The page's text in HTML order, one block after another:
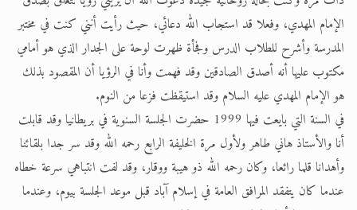
الإمام المهدي، وفعلا قد استجاب الله دعائي، حيث رأيت أنني كنت في مختبر
المدرسة وأشرح للطلاب الدرس وفجأة ظهرت لوحة على الجدار الذي هو أمامي
مكتوب عليها أنه أصدق الصادقين وقد فهمت وأنا في الرؤيا أن المقصود بذلك
هو الإمام المهدي عليه السلام وقد استيقظت فزعا من النوم.
في السنة التي بايعت فيها 1999 حضرت الجلسة السنوية في بريطانيا وقد قابلت
أنا والأستاذ هاني طاهر ولأول مرة الخليفة الرابع رحمه الله وقد سر جدا بلقائنا
وأهدانا قلما رائعا، وكان رحمه الله ذو هيبة ووقار، وقد لفت انتباهي سرعة خطاه
عندما كان يتفقد المرافق العامة في إسلام آباد قبل موعد الجلسة بيوم، وعندما